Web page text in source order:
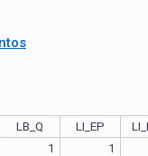
LB_Q LI_EP
1 1